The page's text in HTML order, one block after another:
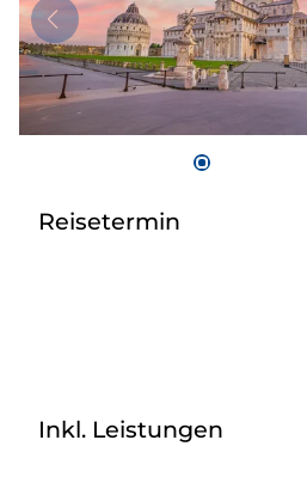
Service
Kontakt
Reisetermin
Inkl. Leistungen